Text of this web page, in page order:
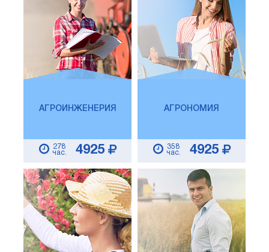
АГРОИНЖЕНЕРИЯ
278
час.
4925
АГРОНОМИЯ
358
час.
4925